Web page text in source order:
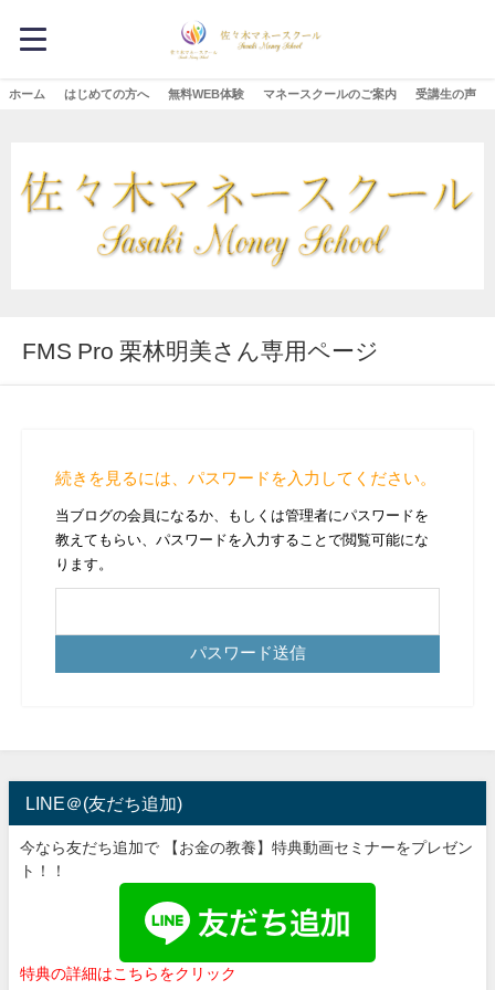
ホーム はじめての方へ 無料WEB体験 マネースクールのご案内 受講生の声
FMS Pro 栗林明美さん専用ページ
続きを見るには、パスワードを入力してください。
当ブログの会員になるか、もしくは管理者にパスワードを
教えてもらい、パスワードを入力することで閲覧可能にな
ります。
LINE＠(友だち追加)
今なら友だち追加で 【お金の教養】特典動画セミナーをプレゼン
ト！！
特典の詳細はこちらをクリック